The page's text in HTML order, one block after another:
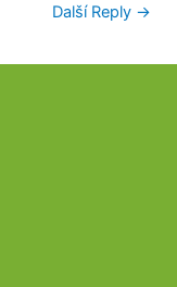
Další Reply →